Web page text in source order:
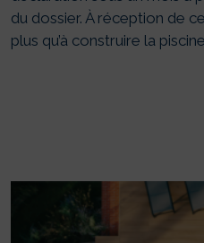
du dossier. À réception de
plus qu’à construire la